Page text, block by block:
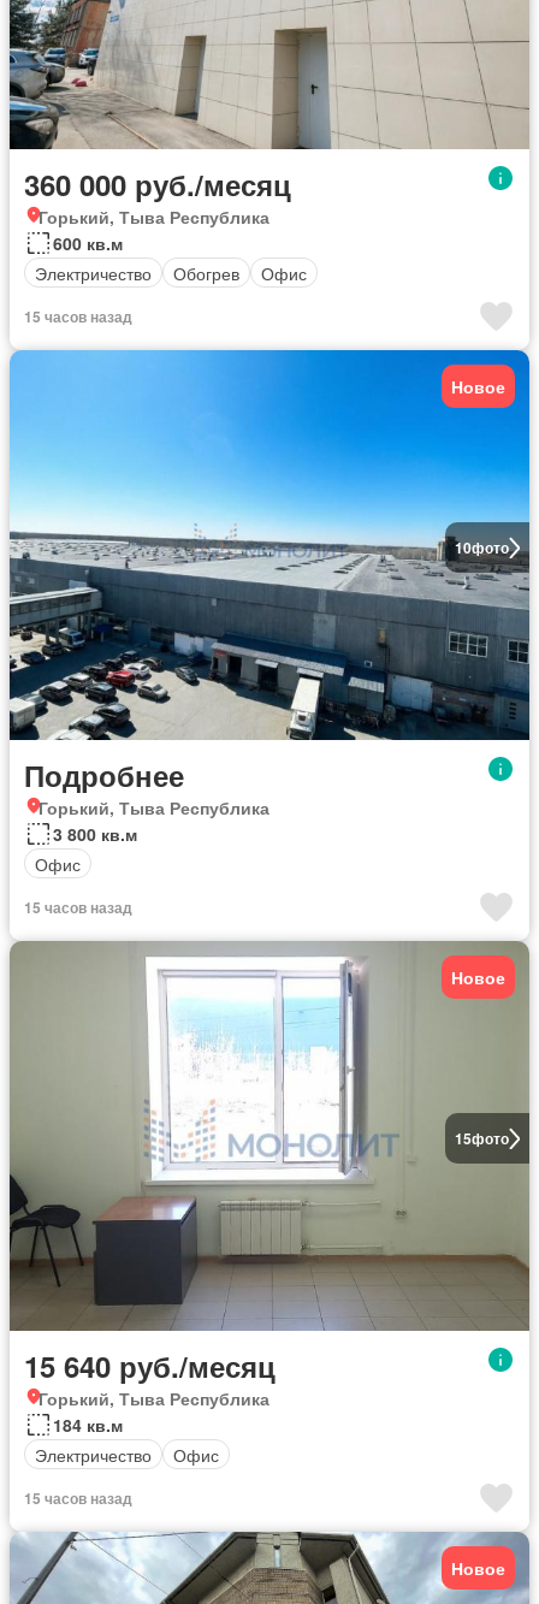
360 000 руб./месяц
Горький, Тыва Республика
600 кв.м
Электричество
Обогрев Офис
15 часов назад
10фото
Новое
Подробнее
Горький, Тыва Республика
3 800 кв.м
Офис
15 часов назад
15фото
Новое
15 640 руб./месяц
Горький, Тыва Республика
184 кв.м
Электричество
Офис
15 часов назад
Новое